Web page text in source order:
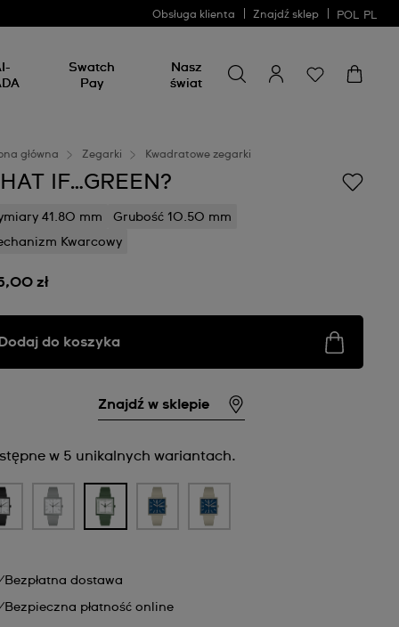
Obsługa klienta Znajdź sklep POL PL
Swatch
Pay
Nasz
świat
coś
główna Zegarki Kwadratowe zegarki
IF…GREEN?
41.80 mm
Grubość 10.50 mm
Kwarcowy
zł
do koszyka
Znajdź w sklepie
w 5 unikalnych wariantach.
Bezpłatna dostawa
Bezpieczna płatność online